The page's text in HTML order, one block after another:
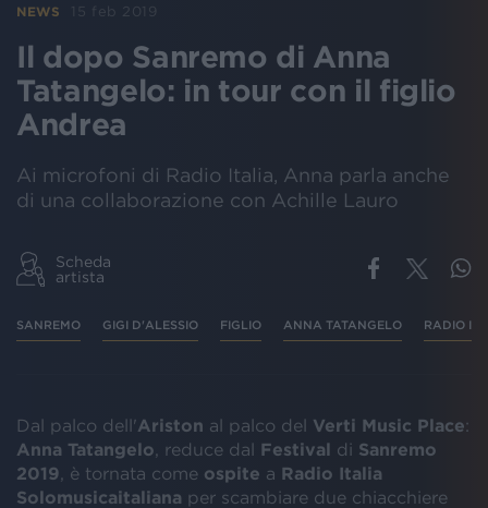
NEWS 15 feb 2019
Il dopo Sanremo di Anna
Tatangelo: in tour con il figlio
Andrea
Ai microfoni di Radio Italia, Anna parla anche
di una collaborazione con Achille Lauro
Scheda
artista
SANREMO GIGI D'ALESSIO FIGLIO ANNA TATANGELO RADIO
Dal palco dell'Ariston al palco del Verti Music Place:
Anna Tatangelo , reduce dal Festival di Sanremo
2019 , è tornata come ospite a Radio Italia
Solomusicaitaliana per scambiare due chiacchiere